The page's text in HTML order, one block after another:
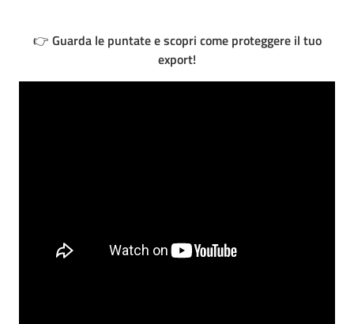
👉 Guarda le puntate e scopri come proteggere il tuo
export!